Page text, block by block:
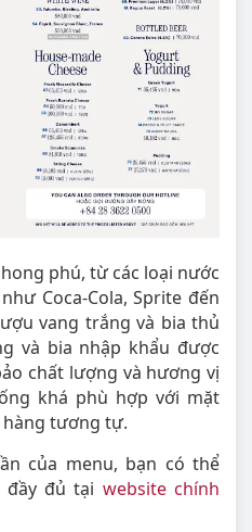
phú, từ các loại nước
Coca-Cola, Sprite đến
vang trắng và bia thủ
và bia nhập khẩu được
chất lượng và hương vị
khá phù hợp với mặt
hàng tương tự.
của menu, bạn có thể
đủ tại website chính